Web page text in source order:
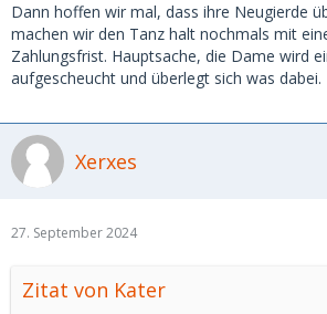
Dann hoffen wir mal, dass ihre Neugierde
machen wir den Tanz halt nochmals mit
Zahlungsfrist. Hauptsache, die Dame wird
aufgescheucht und überlegt sich was dabei.
Xerxes
27. September 2024
Zitat von Kater